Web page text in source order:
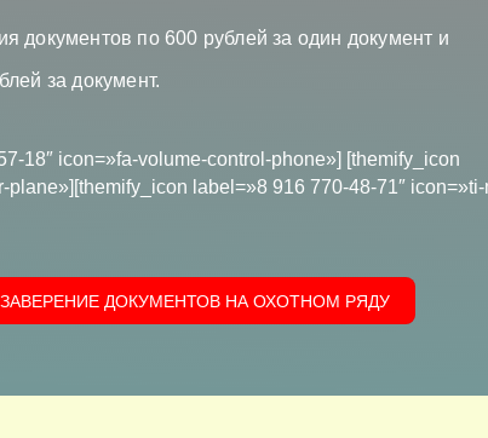
документов по 600 рублей за один документ и
за документ.
18″ icon=»fa-volume-control-phone»] [themify_icon
label=»8 916 770-48-71″
ДОКУМЕНТОВ НА ОХОТНОМ РЯДУ